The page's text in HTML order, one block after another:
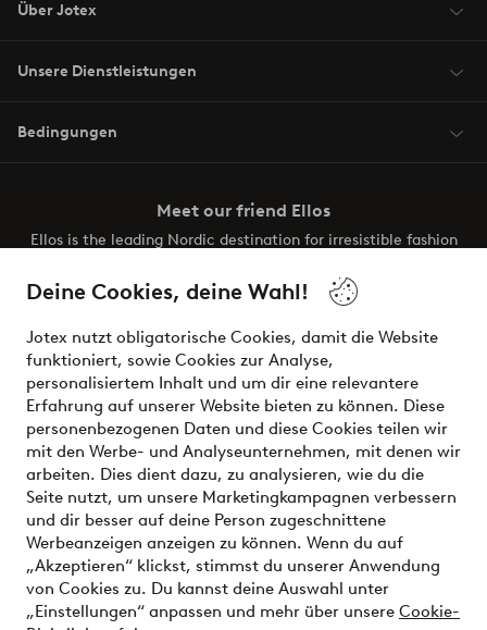
Deine Cookies, deine Wahl!
Jotex nutzt obligatorische Cookies, damit die Website
funktioniert, sowie Cookies zur Analyse,
personalisiertem Inhalt und um dir eine relevantere
Erfahrung auf unserer Website bieten zu können. Diese
personenbezogenen Daten und diese Cookies teilen wir
mit den Werbe- und Analyseunternehmen, mit denen wir
arbeiten. Dies dient dazu, zu analysieren, wie du die
Seite nutzt, um unsere Marketingkampagnen verbessern
und dir besser auf deine Person zugeschnittene
Werbeanzeigen anzeigen zu können. Wenn du auf
„Akzeptieren“ klickst, stimmst du unserer Anwendung
von Cookies zu. Du kannst deine Auswahl unter
„Einstellungen“ anpassen und mehr über unsere Cookie-
Über Jotex
Unsere Dienstleistungen
Bedingungen
Meet our friend Ellos
Ellos is the leading Nordic destination for irresistible fashion
the latest trends, curated to make finding your next look
effortless. It’s all here.
Visit Ellos
Sichere Zahlungen - Jetzt bezahlen oder aufteilen
Möchtest du mehr über unsere
Zahlungsmöglichkeitenerfahren?